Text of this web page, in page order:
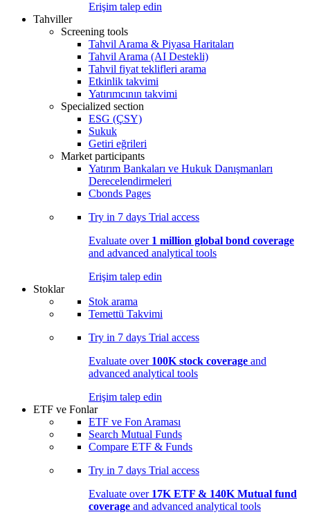
Erişim talep edin
Tahviller
Screening tools
Tahvil Arama & Piyasa Haritaları
Tahvil Arama (AI Destekli)
Tahvil fiyat teklifleri arama
Etkinlik takvimi
Yatırımcının takvimi
Specialized section
ESG (ÇSY)
Sukuk
Getiri eğrileri
Market participants
Yatırım Bankaları ve Hukuk Danışmanları
Derecelendirmeleri
Cbonds Pages
Try in 7 days Trial access
Evaluate over 1 million global bond coverage
and advanced analytical tools
Erişim talep edin
Stoklar
Stok arama
Temettü Takvimi
Try in 7 days Trial access
Evaluate over 100K stock coverage and
advanced analytical tools
Erişim talep edin
ETF ve Fonlar
ETF ve Fon Araması
Search Mutual Funds
Compare ETF & Funds
Try in 7 days Trial access
Evaluate over 17K ETF & 140K Mutual fund
coverage and advanced analytical tools